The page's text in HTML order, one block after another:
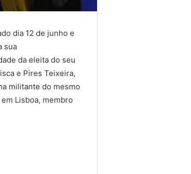
dia 12 de junho e
sua
da eleita do seu
e Pires Teixeira,
militante do mesmo
Lisboa, membro